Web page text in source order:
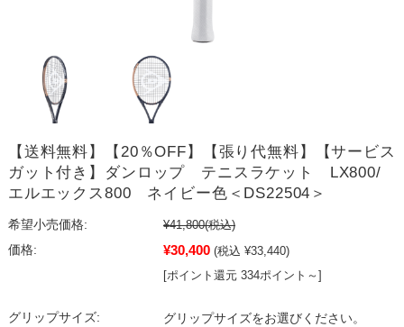
【送料無料】【20％OFF】【張り代無料】【サービス
ガット付き】ダンロップ テニスラケット LX800/
エルエックス800 ネイビー色＜DS22504＞
希望小売価格: ¥41,800(税込)
価格:
¥30,400 (税込 ¥33,440)
[ポイント還元 334ポイント～]
グリップサイズ: グリップサイズをお選びください。